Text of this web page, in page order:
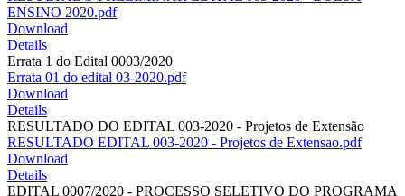
ENSINO 2020.pdf
Download
Details
Errata 1 do Edital 0003/2020
Errata 01 do edital 03-2020.pdf
Download
Details
RESULTADO DO EDITAL 003-2020 - Projetos de Extensão
RESULTADO EDITAL 003-2020 - Projetos de Extensao.pdf
Download
Details
EDITAL 0007/2020 - PROCESSO SELETIVO DO PROGRAMA